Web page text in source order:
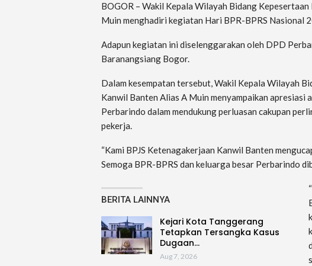
BOGOR – Wakil Kepala Wilayah Bidang
Muin menghadiri kegiatan Hari BPR-BPRS Nasional
Adapun kegiatan ini diselenggarakan oleh DPD
Baranangsiang Bogor.
Dalam kesempatan tersebut, Wakil Kepala Wilayah
Kanwil Banten Alias A Muin menyampaikan
Perbarindo dalam mendukung perluasan cakupan
pekerja.
“Kami BPJS Ketenagakerjaan Kanwil Banten
Semoga BPR-BPRS dan keluarga besar Perbarindo
BERITA LAINNYA
Kejari Kota Tanggerang
Tetapkan Tersangka Kasus
Dugaan…
Aug 7, 2026